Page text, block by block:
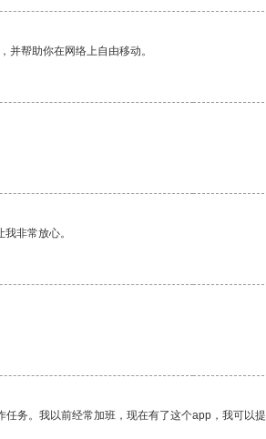
并帮助你在网络上自由移动。
非常放心。
务。我以前经常加班，现在有了这个app，我可以